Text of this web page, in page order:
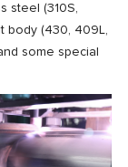
steel (310S,
body (430, 409L,
some special